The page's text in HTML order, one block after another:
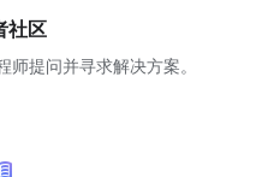
社区
师提问并寻求解决方案。